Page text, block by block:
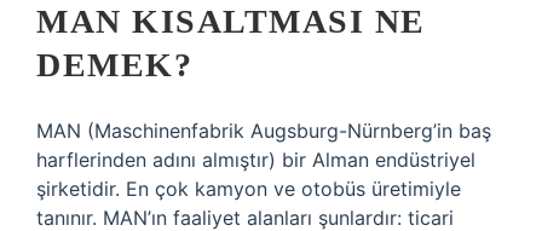
MAN KISALTMASI NE
DEMEK?
MAN (Maschinenfabrik Augsburg-Nürnberg’in baş
harflerinden adını almıştır) bir Alman endüstriyel
şirketidir. En çok kamyon ve otobüs üretimiyle
tanınır. MAN’ın faaliyet alanları şunlardır: ticari